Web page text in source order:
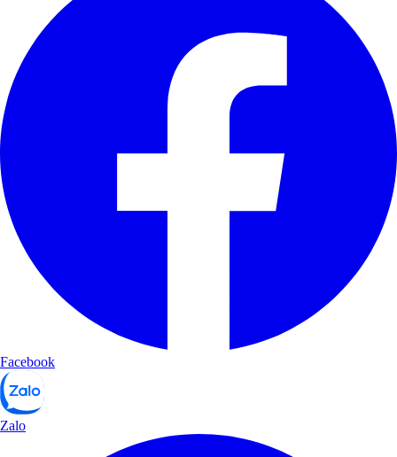
Facebook
Zalo